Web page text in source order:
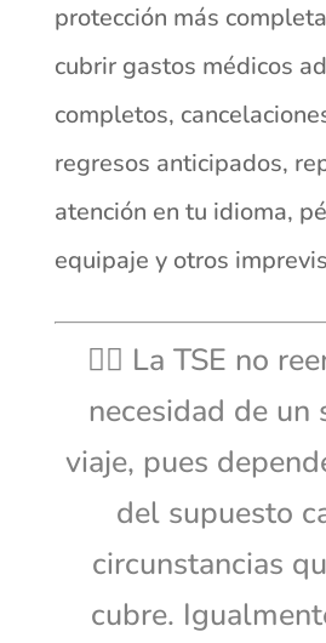
protección más
cubrir gastos médicos
completos,
regresos anticipados,
atención en tu idioma,
equipaje y otros
👉🏼 La TSE no
necesidad de un
viaje, pues
del supuesto
circunstancias
cubre.